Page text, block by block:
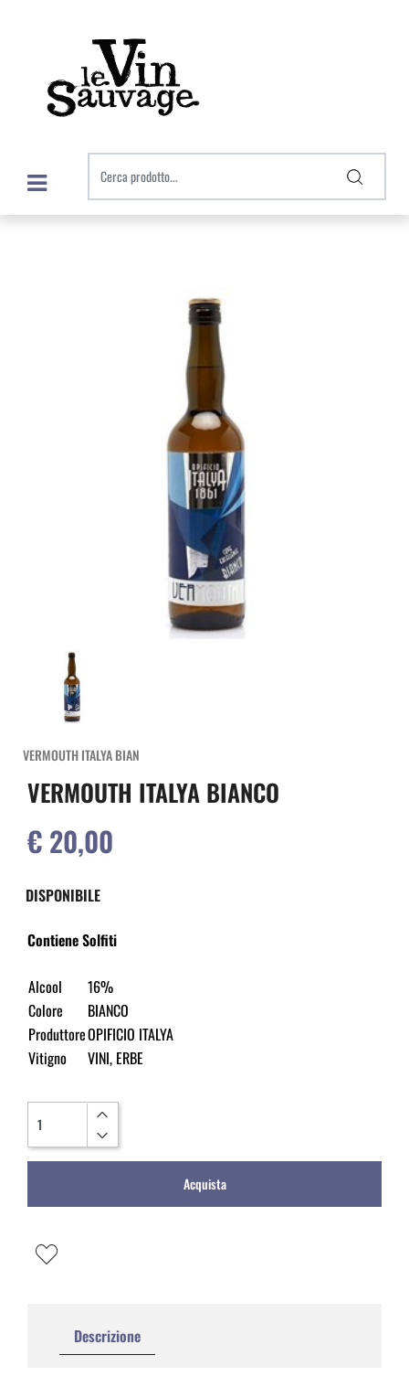
Open menu
VERMOUTH ITALYA BIAN
VERMOUTH ITALYA BIANCO
€ 20,00
DISPONIBILE
Contiene Solfiti
Alcool
16%
Colore
BIANCO
ProduttoreOPIFICIO ITALYA
Vitigno
VINI, ERBE
Acquista
Descrizione